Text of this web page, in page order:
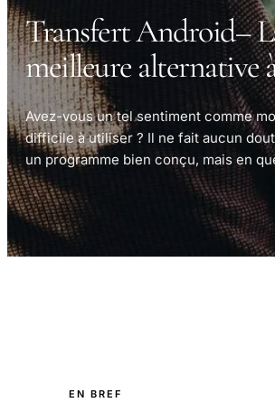
Transfert Android–
meilleure alternative
Avez-vous un tel sentiment comme
difficile à utiliser ? Il ne fait aucun
un programme bien conçu, mais en
EN BREF